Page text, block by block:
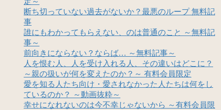
断ち切っていない過去がないか？最悪のループ 無料記
事
誰にもわかってもらえない、のは普通のこと ～無料記
事～
前向きにならない？ならば… ～無料記事～
人を恨む人、人を受け入れる人、その違いはどこに？
～親の扱いが何を変えたのか？～ 有料会員限定
愛を知る人たち向け・愛されなかった人たちは何をし
ているのか？ ～動画抜粋～
幸せになれないのは今不幸じゃないから ～有料会員限